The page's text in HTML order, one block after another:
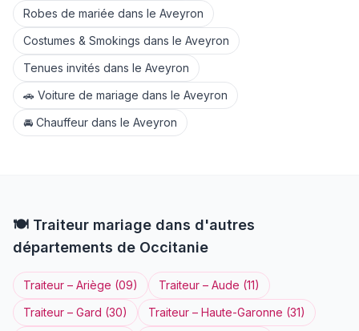
Robes de mariée dans le Aveyron
Costumes & Smokings dans le Aveyron
Tenues invités dans le Aveyron
🚗 Voiture de mariage dans le Aveyron
🚘 Chauffeur dans le Aveyron
🍽️ Traiteur mariage dans d'autres
départements de Occitanie
Traiteur – Ariège (09) Traiteur – Aude (11)
Traiteur – Gard (30) Traiteur – Haute-Garonne (31)